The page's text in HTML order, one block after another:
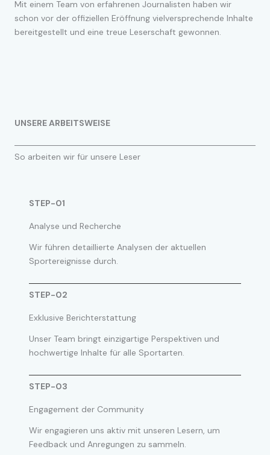
Mit einem Team von erfahrenen Journalisten haben wir
schon vor der offiziellen Eröffnung vielversprechende Inhalte
bereitgestellt und eine treue Leserschaft gewonnen.
UNSERE ARBEITSWEISE
So arbeiten wir für unsere Leser
STEP-01
Analyse und Recherche
Wir führen detaillierte Analysen der aktuellen
Sportereignisse durch.
STEP-02
Exklusive Berichterstattung
Unser Team bringt einzigartige Perspektiven und
hochwertige Inhalte für alle Sportarten.
STEP-03
Engagement der Community
Wir engagieren uns aktiv mit unseren Lesern, um
Feedback und Anregungen zu sammeln.